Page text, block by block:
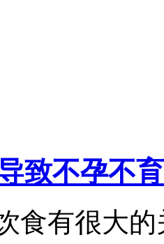
致不孕不育
食有很大